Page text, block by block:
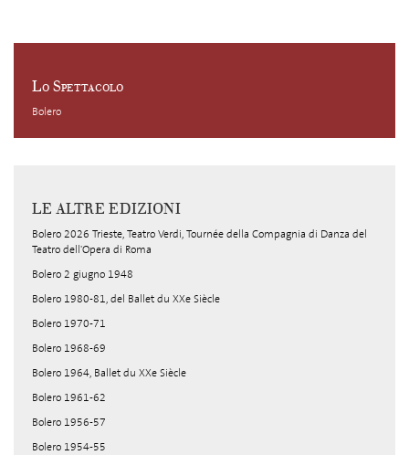
Lo Spettacolo
Bolero
LE ALTRE EDIZIONI
Bolero 2026 Trieste, Teatro Verdi, Tournée della Compagnia di Danza del
Teatro dell'Opera di Roma
Bolero 2 giugno 1948
Bolero 1980-81, del Ballet du XXe Siècle
Bolero 1970-71
Bolero 1968-69
Bolero 1964, Ballet du XXe Siècle
Bolero 1961-62
Bolero 1956-57
Bolero 1954-55